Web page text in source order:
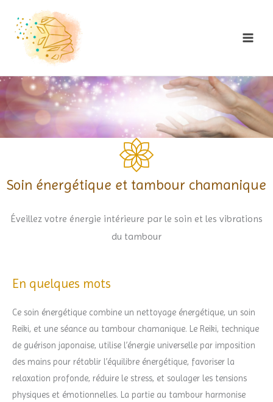
content
Soin énergétique et tambour chamanique
Éveillez votre énergie intérieure par le soin et les vibrations
du tambour
En quelques mots
Ce soin énergétique combine un nettoyage énergétique, un soin
Reiki, et une séance au tambour chamanique. Le Reiki, technique
de guérison japonaise, utilise l’énergie universelle par imposition
des mains pour rétablir l’équilibre énergétique, favoriser la
relaxation profonde, réduire le stress, et soulager les tensions
physiques et émotionnelles. La partie au tambour harmonise